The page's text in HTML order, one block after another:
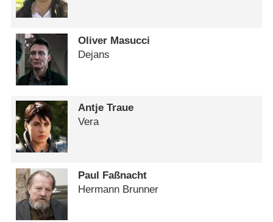
Oliver Masucci
Dejans
Antje Traue
Vera
Paul Faßnacht
Hermann Brunner